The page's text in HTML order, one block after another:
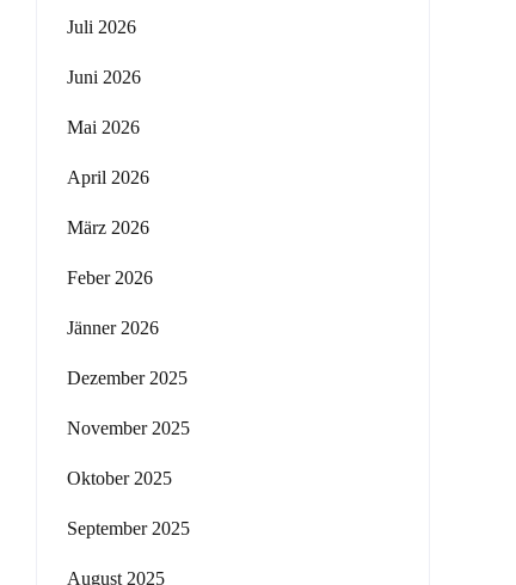
Juli 2026
Juni 2026
Mai 2026
April 2026
März 2026
Feber 2026
Jänner 2026
Dezember 2025
November 2025
Oktober 2025
September 2025
August 2025